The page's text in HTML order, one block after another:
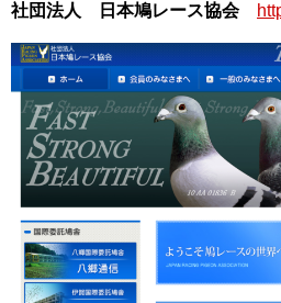
社団法人 日本鳩レース協会